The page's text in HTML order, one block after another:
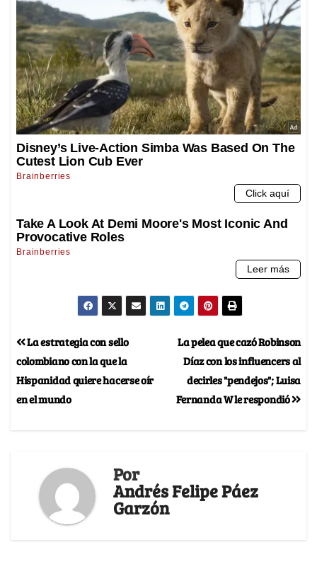
La pelea que cazó Robinson
Díaz con los influencers al
decirles "pendejos"; Luisa
Fernanda W le respondió
La estrategia con sello
colombiano con la que la
Hispanidad quiere hacerse oír
en el mundo
Por
Andrés Felipe Páez
Garzón